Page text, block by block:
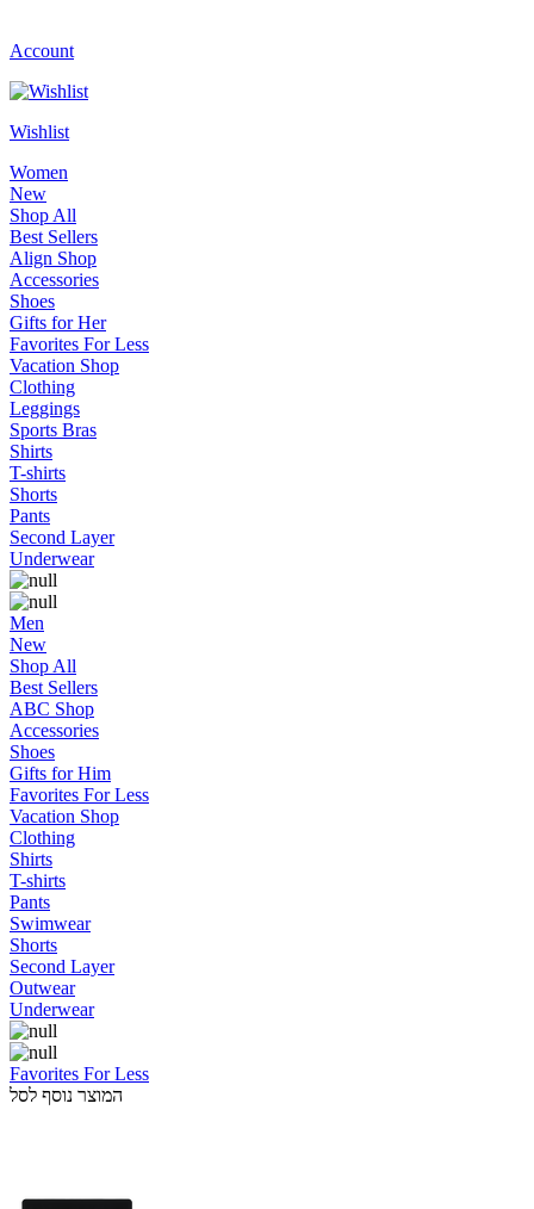
Account
Wishlist
Women
New
Shop All
Best Sellers
Align Shop
Accessories
Shoes
Gifts for Her
Favorites For Less
Vacation Shop
Clothing
Leggings
Sports Bras
Shirts
T-shirts
Shorts
Pants
Second Layer
Underwear
Men
New
Shop All
Best Sellers
ABC Shop
Accessories
Shoes
Gifts for Him
Favorites For Less
Vacation Shop
Clothing
Shirts
T-shirts
Pants
Swimwear
Shorts
Second Layer
Outwear
Underwear
Favorites For Less
המוצר נוסף לסל